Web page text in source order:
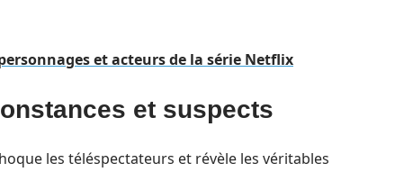
et acteurs de la série Netflix
et suspects
les téléspectateurs et révèle les véritables